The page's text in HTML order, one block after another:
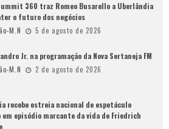
360 traz Romeo Busarello a Uberlândia
o futuro dos negócios
M.N 5 de agosto de 2026
Jr. na programação da Nova Sertaneja FM
M.N 2 de agosto de 2026
recebe estreia nacional de espetáculo
episódio marcante da vida de Friedrich